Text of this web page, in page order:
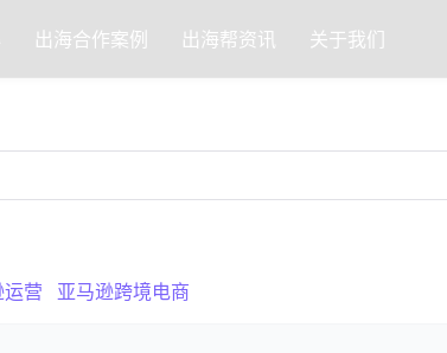
出海合作案例 出海帮资讯 关于我们
营 亚马逊跨境电商